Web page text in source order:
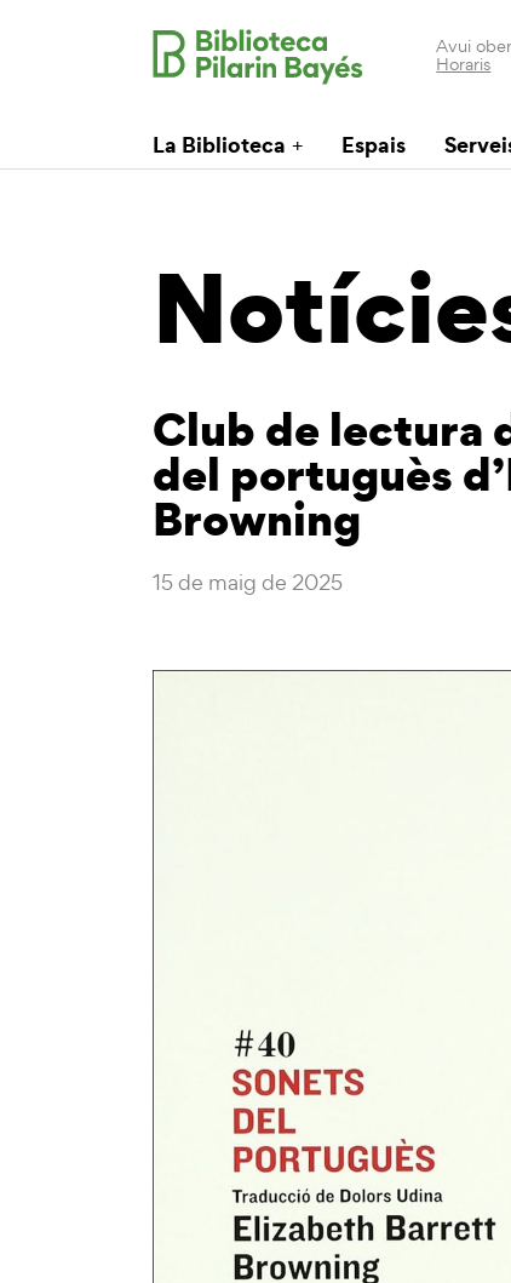
Avui
Horaris
La Biblioteca Espais
Club de lectura
del portuguès
Browning
15 de maig de 2025